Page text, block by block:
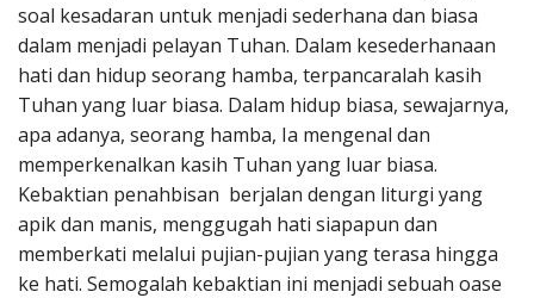
soal kesadaran untuk menjadi sederhana dan biasa
dalam menjadi pelayan Tuhan. Dalam kesederhanaan
hati dan hidup seorang hamba, terpancaralah kasih
Tuhan yang luar biasa. Dalam hidup biasa, sewajarnya,
apa adanya, seorang hamba, Ia mengenal dan
memperkenalkan kasih Tuhan yang luar biasa.
Kebaktian penahbisan berjalan dengan liturgi yang
apik dan manis, menggugah hati siapapun dan
memberkati melalui pujian-pujian yang terasa hingga
ke hati. Semogalah kebaktian ini menjadi sebuah oase